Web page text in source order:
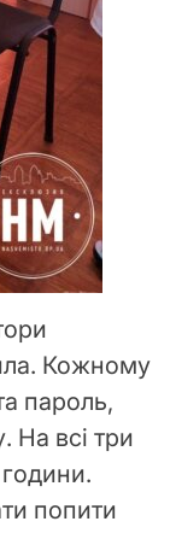
Кожному
пароль,
На всі три
попити